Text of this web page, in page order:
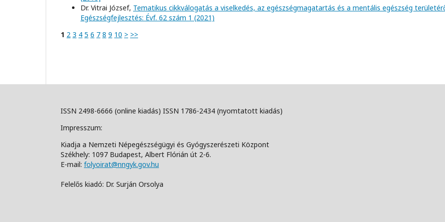
Dr. Vitrai József, Tematikus cikkválogatás a viselkedés, az egészségmagatartás és a mentális egészség
Egészségfejlesztés: Évf. 62 szám 1 (2021)
1 2 3 4 5 6 7 8 9 10 > >>
ISSN 2498-6666 (online kiadás) ISSN 1786-2434 (nyomtatott kiadás)
Impresszum:
Kiadja a Nemzeti Népegészségügyi és Gyógyszerészeti Központ
Székhely: 1097 Budapest, Albert Flórián út 2-6.
E-mail: folyoirat@nngyk.gov.hu
Felelős kiadó: Dr. Surján Orsolya